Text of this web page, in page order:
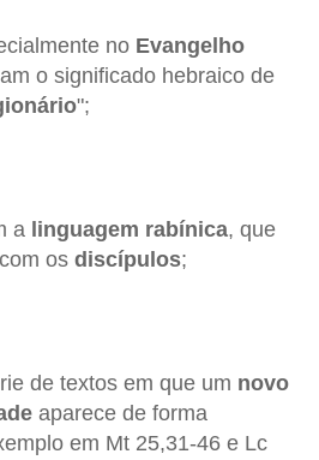
no Evangelho
o significado hebraico de
";
a linguagem rabínica, que
os discípulos;
de textos em que um novo
aparece de forma
em Mt 25,31-46 e Lc